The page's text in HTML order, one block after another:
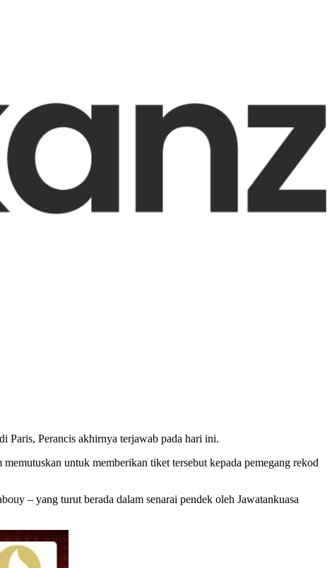
Paris, Perancis akhirnya terjawab pada hari ini.
untuk memberikan tiket tersebut kepada pemegang rekod
– yang turut berada dalam senarai pendek oleh Jawatankuasa